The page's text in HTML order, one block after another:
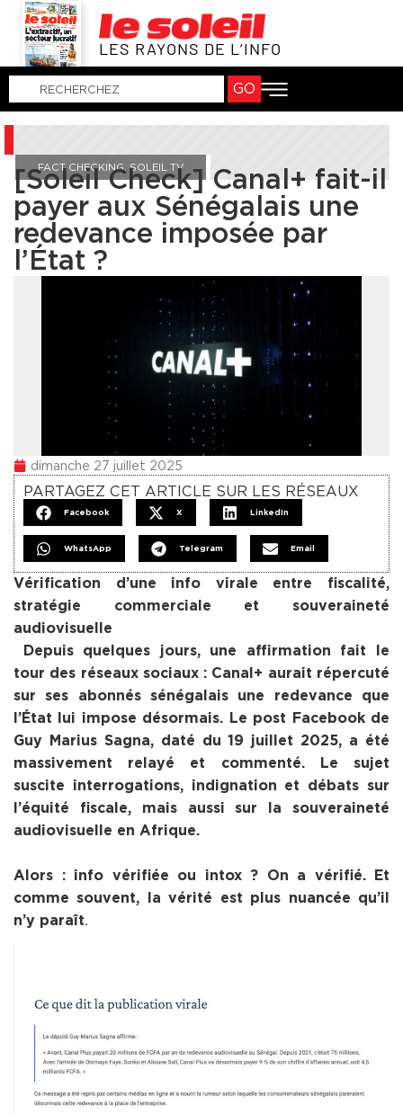
LES RAYONS DE L’INFO
GO
FACT CHECKING, SOLEIL TV
[Soleil Check] Canal+ fait-il
payer aux Sénégalais une
redevance imposée par
l’État ?
dimanche 27 juillet 2025
PARTAGEZ CET ARTICLE SUR LES RÉSEAUX
Facebook X LinkedIn
WhatsApp Telegram Email
Vérification d’une info virale entre fiscalité,
stratégie commerciale et souveraineté
audiovisuelle
Depuis quelques jours, une affirmation fait le
tour des réseaux sociaux : Canal+ aurait répercuté
sur ses abonnés sénégalais une redevance que
l’État lui impose désormais. Le post Facebook de
Guy Marius Sagna, daté du 19 juillet 2025, a été
massivement relayé et commenté. Le sujet
suscite interrogations, indignation et débats sur
l’équité fiscale, mais aussi sur la souveraineté
audiovisuelle en Afrique.
Alors : info vérifiée ou intox ? On a vérifié. Et
comme souvent, la vérité est plus nuancée qu’il
n’y paraît.